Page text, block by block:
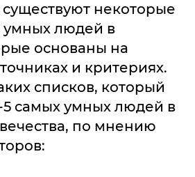
некоторые
умных людей в
основаны на
и критериях.
списков, который
5 самых умных людей в
по мнению